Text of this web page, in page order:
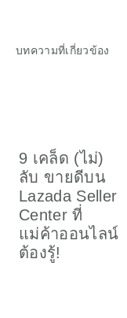
บทความที่เกี่ยวข้อง
9 เคล็ด (ไม่)
ลับ ขายดีบน
Lazada Seller
Center ที่
แม่ค้าออนไลน์
ต้องรู้!